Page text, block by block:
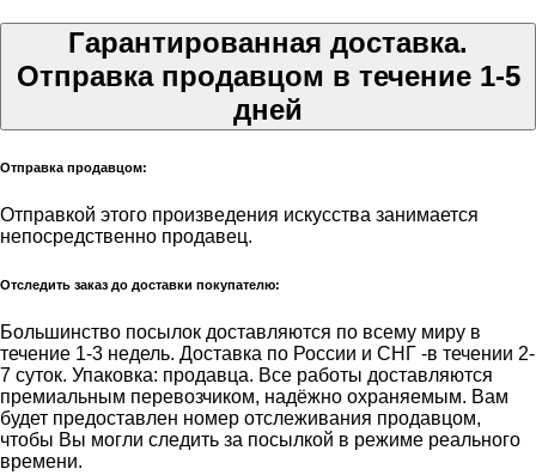
Гарантированная доставка.
Отправка продавцом в течение 1-5
дней
Отправка продавцом:
Отправкой этого произведения искусства занимается
непосредственно продавец.
Отследить заказ до доставки покупателю:
Большинство посылок доставляются по всему миру в
течение 1-3 недель. Доставка по России и СНГ -в течении 2-
7 суток. Упаковка: продавца. Все работы доставляются
премиальным перевозчиком, надёжно охраняемым. Вам
будет предоставлен номер отслеживания продавцом,
чтобы Вы могли следить за посылкой в режиме реального
времени.